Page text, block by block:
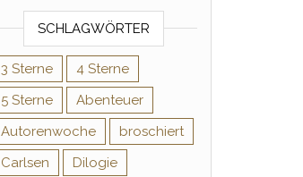
SCHLAGWÖRTER
3 Sterne
4 Sterne
5 Sterne
Abenteuer
Autorenwoche
broschiert
Carlsen
Dilogie